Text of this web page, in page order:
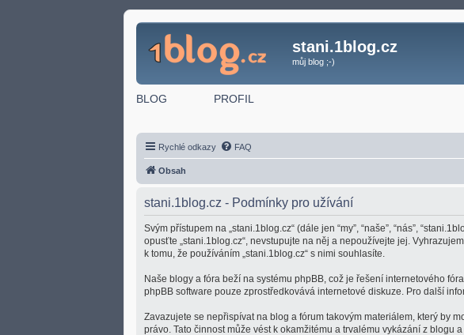
stani.1blog.cz
můj blog ;-)
BLOG PROFIL
Rychlé odkazy FAQ
Obsah
stani.1blog.cz - Podmínky pro užívání
Svým přístupem na „stani.1blog.cz“ (dále jen “my”, “naše”, “nás”,
opusťte „stani.1blog.cz“, nevstupujte na něj a nepoužívejte jej.
k tomu, že používáním „stani.1blog.cz“ s nimi souhlasíte.
Naše blogy a fóra beží na systému phpBB, což je řešení internetového
phpBB software pouze zprostředkovává internetové diskuze. Pro další
Zavazujete se nepřispívat na blog a fórum takovým materiálem, který by
právo. Tato činnost může vést k okamžitému a trvalému vykázání z